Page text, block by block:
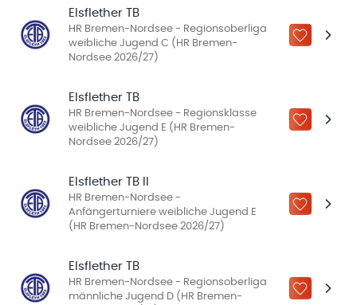
Elsflether TB
HR Bremen-Nordsee - Regionsoberliga
weibliche Jugend C (HR Bremen-
Nordsee 2026/27)
ZU „MEINE
Elsflether TB
HR Bremen-Nordsee - Regionsklasse
weibliche Jugend E (HR Bremen-
Nordsee 2026/27)
ZU „MEINE
Elsflether TB II
HR Bremen-Nordsee -
Anfängerturniere weibliche Jugend E
(HR Bremen-Nordsee 2026/27)
ZU „MEINE
Elsflether TB
HR Bremen-Nordsee - Regionsoberliga
männliche Jugend D (HR Bremen-
ZU „MEINE